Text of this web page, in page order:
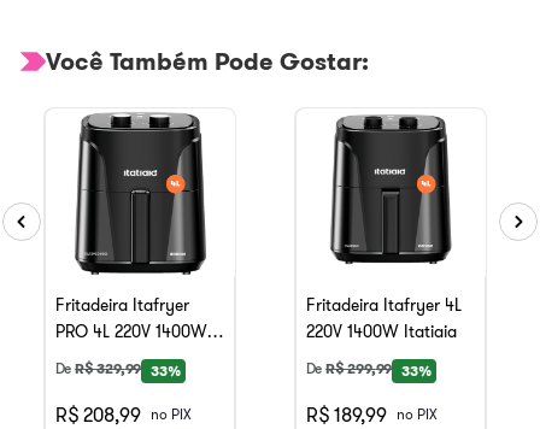
Você Também Pode Gostar:
Fritadeira Itafryer
PRO 4L 220V 1400W
Itatiaia
DeR$329,99 33%
R$ 208,99
no PIX
Fritadeira Itafryer 4L
220V 1400W Itatiaia
DeR$299,99 33%
R$ 189,99
no PIX